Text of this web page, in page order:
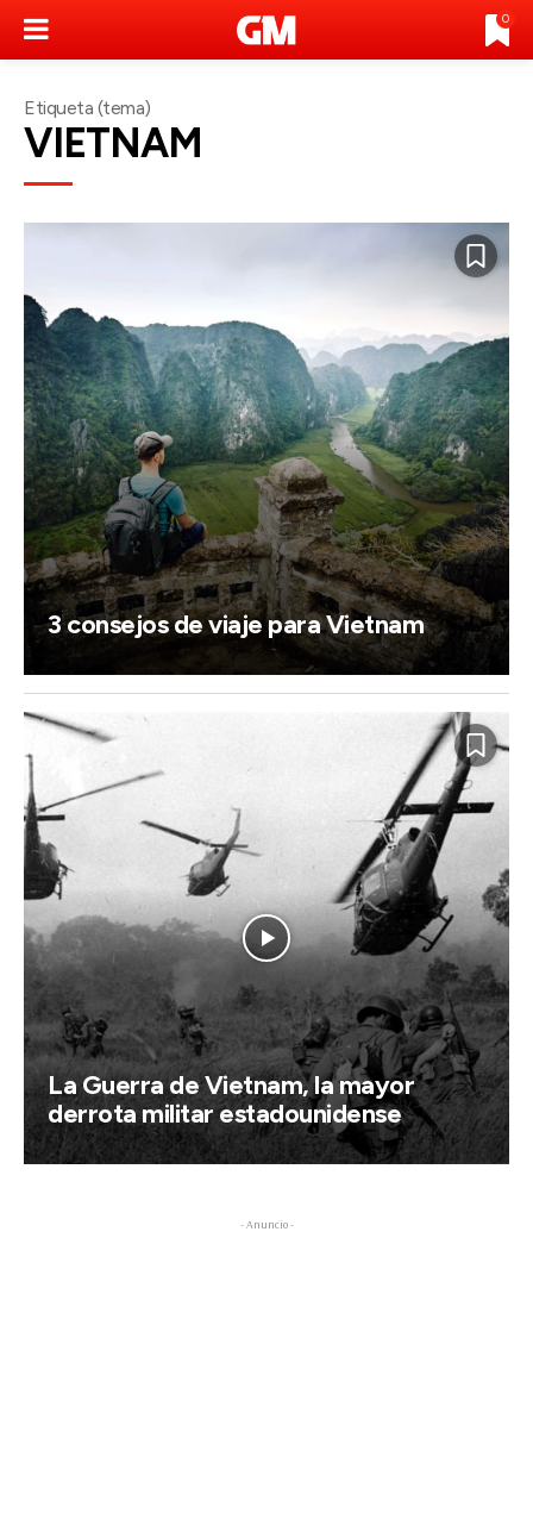
0
Etiqueta (tema)
VIETNAM
3 consejos de viaje para Vietnam
La Guerra de Vietnam, la mayor
derrota militar estadounidense
- Anuncio -